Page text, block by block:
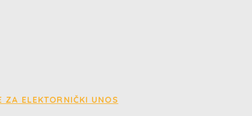
ZA ELEKTORNIČKI UNOS